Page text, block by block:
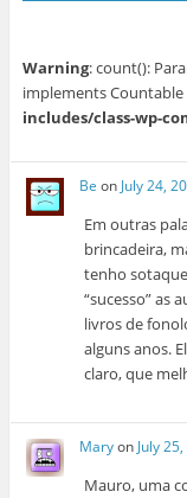
Warning: count():
implements Countable
includes/class-wp-
Be on July 24,
Em outras
brincadeira,
tenho
“sucesso” as
livros de
alguns anos.
claro, que
Maryon July
Mauro, uma